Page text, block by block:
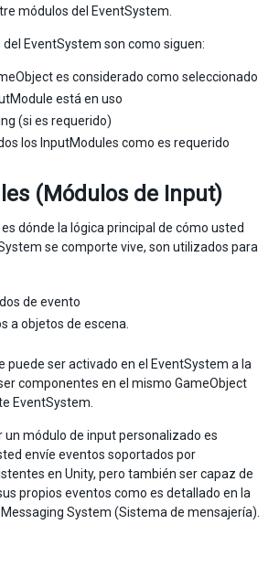
módulos del EventSystem.
del EventSystem son como siguen:
es considerado como seleccionado
está en uso
(si es requerido)
los InputModules como es requerido
(Módulos de Input)
dónde la lógica principal de cómo usted
se comporte vive, son utilizados para
de evento
a objetos de escena.
puede ser activado en el EventSystem a la
componentes en el mismo GameObject
EventSystem.
un módulo de input personalizado es
envíe eventos soportados por
en Unity, pero también ser capaz de
propios eventos como es detallado en la
System (Sistema de mensajería).